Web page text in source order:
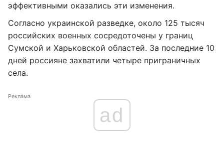
эффективными оказались эти изменения.
Согласно украинской разведке, около 125 тысяч
российских военных сосредоточены у границ
Сумской и Харьковской областей. За последние 10
дней россияне захватили четыре приграничных
села.
Реклама
ad